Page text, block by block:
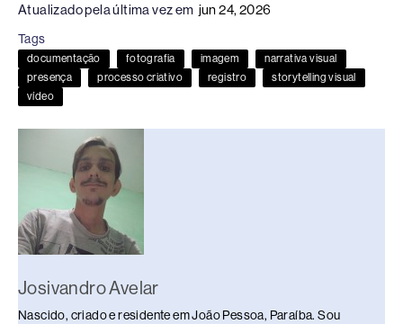
e
b
o
o
k
a
d
s
e
dI
n
sk
y
s
A
p
y
Li
n
Atualizado pela última vez em jun 24, 2026
Tags
documentação fotografia imagem
narrativa visual
presença
processo criativo registro
storytelling visual
vídeo
Josivandro Avelar
Nascido, criado e residente em João Pessoa, Paraíba. Sou